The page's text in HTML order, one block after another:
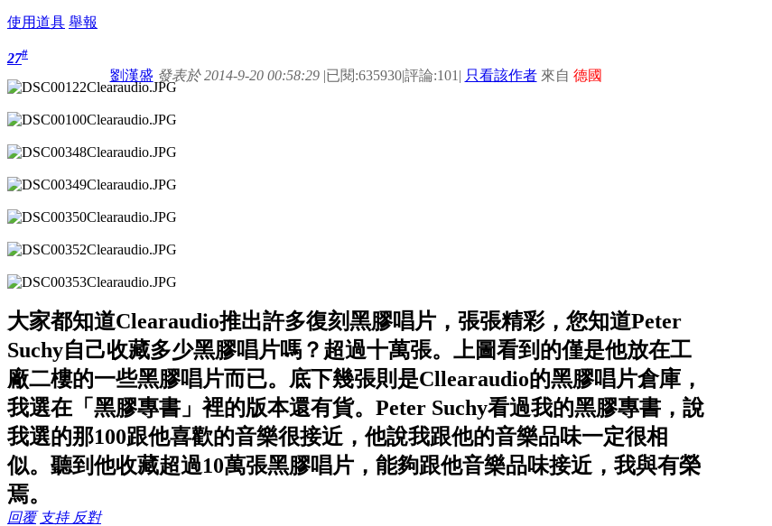
使用道具 舉報
27#
劉漢盛 發表於 2014-9-20 00:58:29 |已閱:635930|評論:101 | 只看該作者來自 德國
大家都知道Clearaudio推出許多復刻黑膠唱片，張張精彩，您知道Peter
Suchy自己收藏多少黑膠唱片嗎？超過十萬張。上圖看到的僅是他放在工
廠二樓的一些黑膠唱片而已。底下幾張則是Cllearaudio的黑膠唱片倉庫，
我選在「黑膠專書」裡的版本還有貨。Peter Suchy看過我的黑膠專書，說
我選的那100跟他喜歡的音樂很接近，他說我跟他的音樂品味一定很相
似。聽到他收藏超過10萬張黑膠唱片，能夠跟他音樂品味接近，我與有榮
焉。
回覆 支持 反對